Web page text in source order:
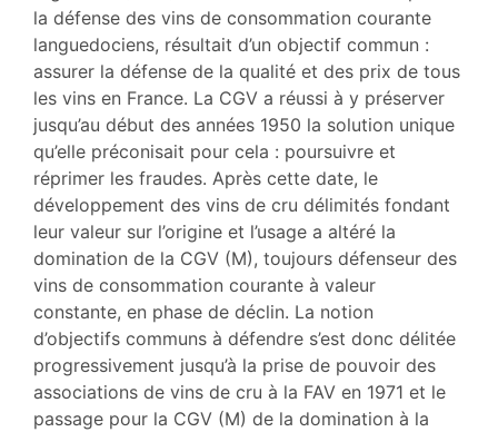
Citer cet article
Auteur
la défense des vins de consommation courante
languedociens, résultait d’un objectif commun :
assurer la défense de la qualité et des prix de tous
les vins en France. La CGV a réussi à y préserver
jusqu’au début des années 1950 la solution unique
qu’elle préconisait pour cela : poursuivre et
réprimer les fraudes. Après cette date, le
développement des vins de cru délimités fondant
leur valeur sur l’origine et l’usage a altéré la
domination de la CGV (M), toujours défenseur des
vins de consommation courante à valeur
constante, en phase de déclin. La notion
d’objectifs communs à défendre s’est donc délitée
progressivement jusqu’à la prise de pouvoir des
associations de vins de cru à la FAV en 1971 et le
passage pour la CGV (M) de la domination à la